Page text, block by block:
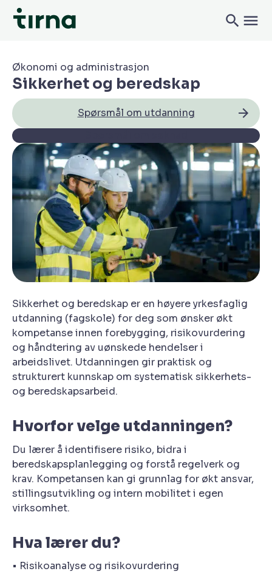
Økonomi og administrasjon
Sikkerhet og beredskap
Spørsmål om utdanning
Sikkerhet og beredskap er en høyere yrkesfaglig
utdanning (fagskole) for deg som ønsker økt
kompetanse innen forebygging, risikovurdering
og håndtering av uønskede hendelser i
arbeidslivet. Utdanningen gir praktisk og
strukturert kunnskap om systematisk sikkerhets-
og beredskapsarbeid.
Hvorfor velge utdanningen?
Du lærer å identifisere risiko, bidra i
beredskapsplanlegging og forstå regelverk og
krav. Kompetansen kan gi grunnlag for økt ansvar,
stillingsutvikling og intern mobilitet i egen
virksomhet.
Hva lærer du?
• Risikoanalyse og risikovurdering